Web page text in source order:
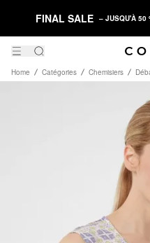
FINAL SALE – JUSQU'À 50
Home Catégories Chemisiers